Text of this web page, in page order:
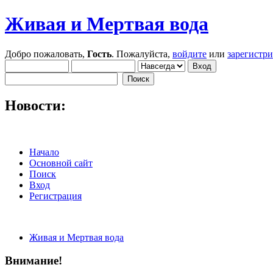
Живая и Мертвая вода
Добро пожаловать, Гость. Пожалуйста, войдите или
Новости:
Начало
Основной сайт
Поиск
Вход
Регистрация
Живая и Мертвая вода
Внимание!